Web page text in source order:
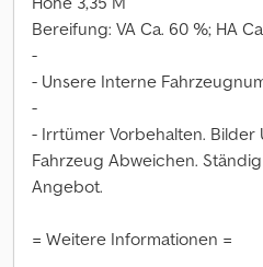
Bereifung: VA Ca. 60 %; HA
-
- Unsere Interne
-
- Irrtümer Vorbehalten. Bilder
Fahrzeug Abweichen.
Angebot.
= Weitere Informationen =